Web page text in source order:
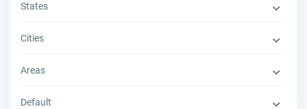
States
Cities
Areas
Default